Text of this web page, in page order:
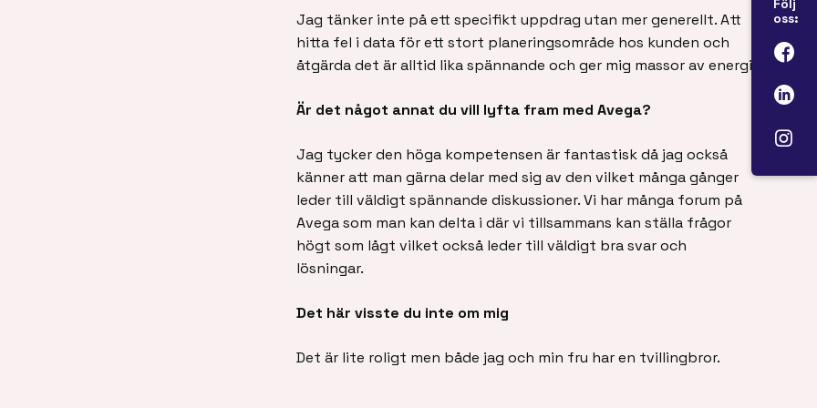
Jag tänker inte på ett specifikt uppdrag utan mer generellt. Att
hitta fel i data för ett stort planeringsområde hos kunden och
åtgärda det är alltid lika spännande och ger mig massor av energi.
Är det något annat du vill lyfta fram med Avega?
Jag tycker den höga kompetensen är fantastisk då jag också
känner att man gärna delar med sig av den vilket många gånger
leder till väldigt spännande diskussioner. Vi har många forum på
Avega som man kan delta i där vi tillsammans kan ställa frågor
högt som lågt vilket också leder till väldigt bra svar och
lösningar.
Det här visste du inte om mig
Det är lite roligt men både jag och min fru har en tvillingbror.
Följ
oss: